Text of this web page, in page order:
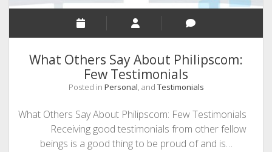
Blogger
What Others Say About Philipscom:
Few Testimonials
Posted in Personal, and Testimonials
What Others Say About Philipscom: Few Testimonials
Receiving good testimonials from other fellow
beings is a good thing to be proud of and is…